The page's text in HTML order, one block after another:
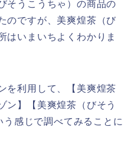
そうこうちゃ）の商品の
のですが、美爽煌茶（び
はいまいちよくわかりま
を利用して、【美爽煌茶
ン】【美爽煌茶（びそう
感じで調べてみることに